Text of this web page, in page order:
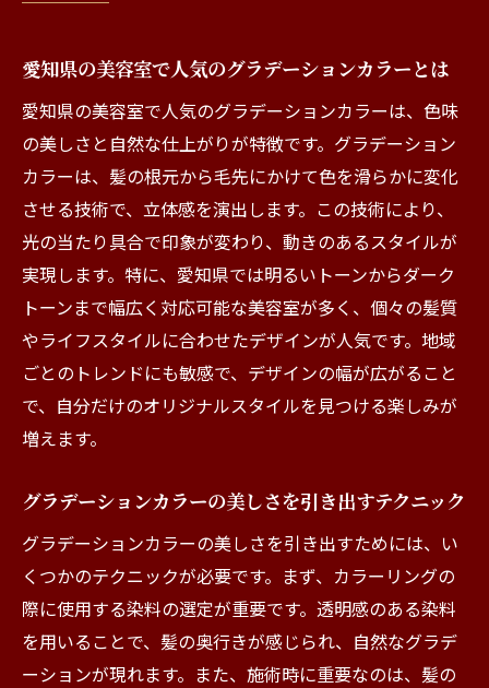
トレンド
との調和
愛知県の美容室で特別なグラデーションカ
ラーを楽しむ
グラデーションカラーで愛知県の美容室が提供
する特別なスタイル
愛知県の美容室が提案する最新のグラデー
ションスタイル
季節ごとの愛知で人気のグラデーションカ
ラー
プロが教えるグラデーションカラーの持続
グラデーション
トレンドを押さえたグラデーションカラー
の選び方
愛知でしか味わえない美容室のグラデーシ
ョン体験
愛知県の美容室で見つける自分だけのグラデー
愛知県の美容室で人気のグラデーションカラーとは
愛知県の美容室で人気のグラデーションカラーは、色味
の美しさと自然な仕上がりが特徴です。グラデーション
カラーは、髪の根元から毛先にかけて色を滑らかに変化
させる技術で、立体感を演出します。この技術により、
光の当たり具合で印象が変わり、動きのあるスタイルが
実現します。特に、愛知県では明るいトーンからダーク
トーンまで幅広く対応可能な美容室が多く、個々の髪質
やライフスタイルに合わせたデザインが人気です。地域
ごとのトレンドにも敏感で、デザインの幅が広がること
で、自分だけのオリジナルスタイルを見つける楽しみが
増えます。
グラデーションカラーの美しさを引き出すテクニック
グラデーションカラーの美しさを引き出すためには、い
くつかのテクニックが必要です。まず、カラーリングの
際に使用する染料の選定が重要です。透明感のある染料
を用いることで、髪の奥行きが感じられ、自然なグラデ
ーションが現れます。また、施術時に重要なのは、髪の